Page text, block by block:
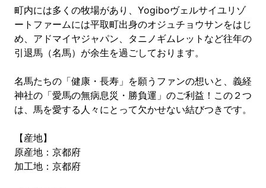
町内には多くの牧場があり、Yogiboヴェルサイユリゾ
ートファームには平取町出身のオジュチョウサンをはじ
め、アドマイヤジャパン、タニノギムレットなど往年の
引退馬（名馬）が余生を過ごしております。
名馬たちの「健康・長寿」を願うファンの想いと、義経
神社の「愛馬の無病息災・勝負運」のご利益！この２つ
は、馬を愛する人々にとって欠かせない結びつきです。
【産地】
原産地：京都府
加工地：京都府